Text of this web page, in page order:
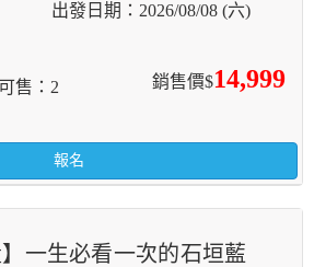
2026/08/08 (六)
銷售價$14,999
可售 2
報名
】一生必看一次的石垣藍